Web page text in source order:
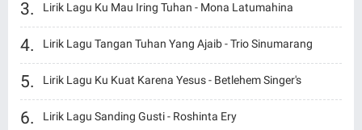
Lirik Lagu Ku Mau Iring Tuhan - Mona Latumahina
Lirik Lagu Tangan Tuhan Yang Ajaib - Trio Sinumarang
Lirik Lagu Ku Kuat Karena Yesus - Betlehem Singer's
Lirik Lagu Sanding Gusti - Roshinta Ery